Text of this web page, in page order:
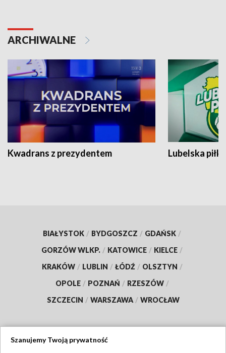
ARCHIWALNE
Kwadrans z prezydentem Lubelska piłka
BIAŁYSTOK / BYDGOSZCZ / GDAŃSK /
GORZÓW WLKP. / KATOWICE / KIELCE /
KRAKÓW / LUBLIN / ŁÓDŹ / OLSZTYN /
OPOLE / POZNAŃ / RZESZÓW /
SZCZECIN / WARSZAWA / WROCŁAW
Szanujemy Twoją prywatność